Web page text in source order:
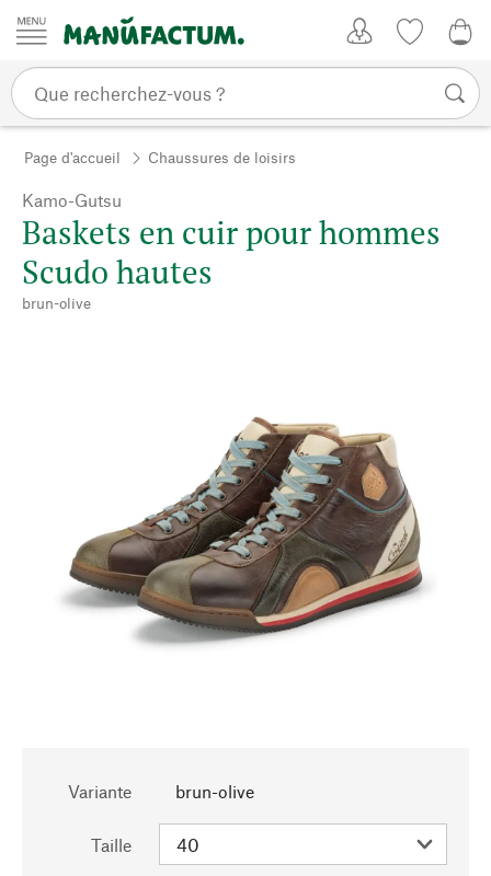
Passer au contenu
Page d'accueil Chaussures de loisirs
Kamo-Gutsu
Baskets en cuir pour hommes
Scudo hautes
brun-olive
Variante brun-olive
Taille